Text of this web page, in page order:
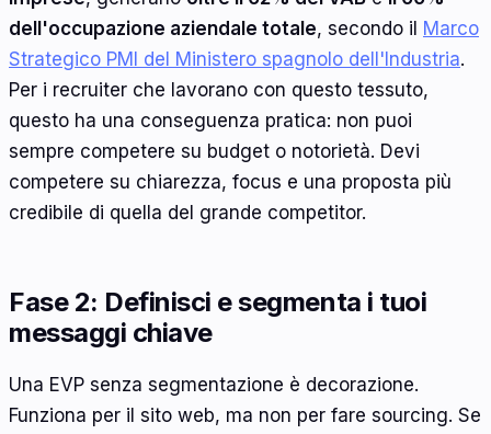
dell'occupazione aziendale totale, secondo il Marco
Strategico PMI del Ministero spagnolo dell'Industria.
Per i recruiter che lavorano con questo tessuto,
questo ha una conseguenza pratica: non puoi
sempre competere su budget o notorietà. Devi
competere su chiarezza, focus e una proposta più
credibile di quella del grande competitor.
Fase 2: Definisci e segmenta i tuoi
messaggi chiave
Una EVP senza segmentazione è decorazione.
Funziona per il sito web, ma non per fare sourcing. Se